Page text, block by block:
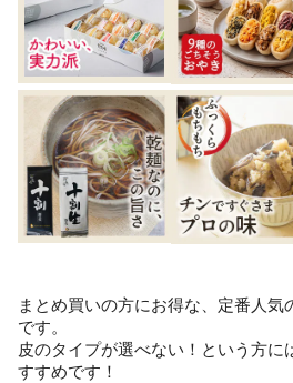
まとめ買いの方にお得な、定番人気
です。
皮のタイプが選べない！という方に
すすめです！